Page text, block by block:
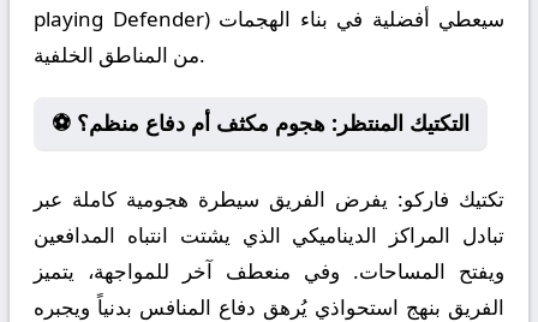
playing Defender) سيعطي أفضلية في بناء الهجمات
من المناطق الخلفية.
⚽ التكتيك المنتظر: هجوم مكثف أم دفاع منظم؟
تكتيك فاركو: يفرض الفريق سيطرة هجومية كاملة عبر
تبادل المراكز الديناميكي الذي يشتت انتباه المدافعين
ويفتح المساحات. وفي منعطف آخر للمواجهة، يتميز
الفريق بنهج استحواذي يُرهق دفاع المنافس بدنياً ويجبره